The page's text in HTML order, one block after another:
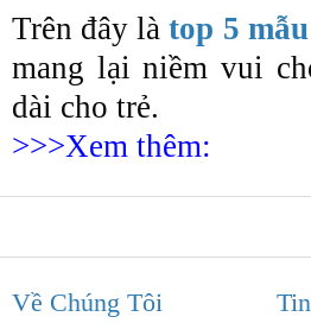
Trên đây làtop 5
mang lại niềm vui
dài cho trẻ.
>>>Xem thêm:
Về Chúng Tôi